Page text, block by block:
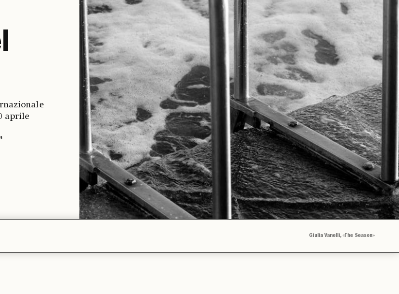
aprile
Giulia Vanelli, «The Season»